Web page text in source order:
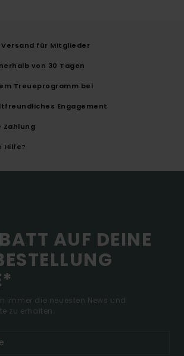
für Mitglieder
von 30 Tagen
Treueprogramm bei
Engagement
Zahlung
Hilfe?
AUF DEINE
immer die neuesten News und
zu erhalten.